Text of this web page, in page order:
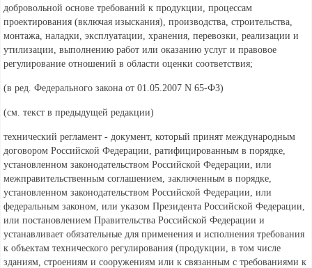
добровольной основе требований к продукции, процессам
проектирования (включая изыскания), производства, строительства,
монтажа, наладки, эксплуатации, хранения, перевозки, реализации и
утилизации, выполнению работ или оказанию услуг и правовое
регулирование отношений в области оценки соответствия;
(в ред. Федеральногозакона от 01.05.2007 N 65-ФЗ)
(см. текст в предыдущейредакции)
технический регламент - документ, который принят международным
договором Российской Федерации, ратифицированным в порядке,
установленном законодательством Российской Федерации, или
межправительственным соглашением, заключенным в порядке,
установленном законодательством Российской Федерации, или
федеральным законом, или указом Президента Российской Федерации,
или постановлением Правительства Российской Федерации и
устанавливает обязательные для применения и исполнения требования
к объектам технического регулирования (продукции, в том числе
зданиям, строениям и сооружениям или к связанным с требованиями к